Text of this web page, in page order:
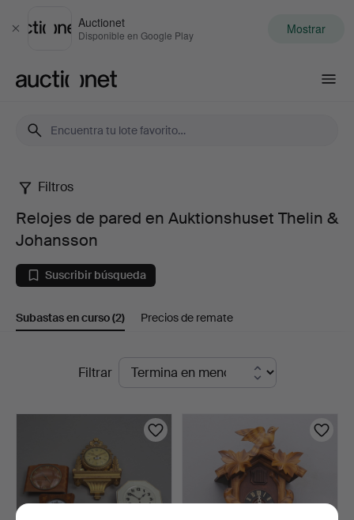
Cerrar
Auctionet
Disponible en Google Play Mostrar
Relojes
de
pared
en
Johansson
Filtros
Relojes de pared en Auktionshuset Thelin &
Johansson
Suscribir búsqueda
Subastas en curso(2) Precios de remate
SubastasFiltrar